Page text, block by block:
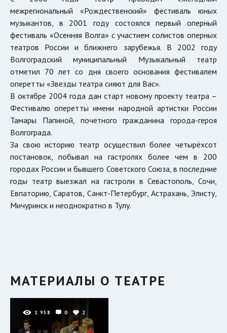
межрегиональный «Рождественский» фестиваль юных
музыкантов, в 2001 году состоялся первый оперный
фестиваль «Осенняя Волга» с участием солистов оперных
театров России и ближнего зарубежья. В 2002 году
Волгоградский муниципальный Музыкальный театр
отметил 70 лет со дня своего основания фестивалем
оперетты «Звезды театра сияют для Вас».
В октябре 2004 года дан старт новому проекту театра –
Фестивалю оперетты имени народной артистки России
Тамары Папиной, почетного гражданина города-героя
Волгограда.
За свою историю театр осуществил более четырёхсот
постановок, побывал на гастролях более чем в 200
городах России и бывшего Советского Союза, в последние
годы театр выезжал на гастроли в Севастополь, Сочи,
Евпаторию, Саратов, Санкт-Петербург, Астрахань, Элисту,
Мичуринск и неоднократно в Тулу.
МАТЕРИАЛЫ О ТЕАТРЕ
1 958 0 2